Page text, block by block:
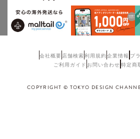
会社概要 店舗検索利用規約企業情報 プ
ご利用ガイド お問い合わせ 特定商
COPYRIGHT © TOKYO DESIGN